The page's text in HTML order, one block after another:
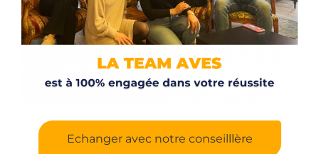
Echanger avec notre conseilllère